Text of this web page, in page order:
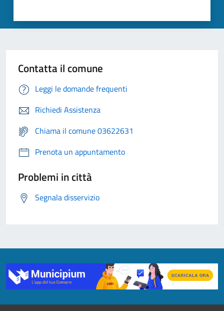
Contatta il comune
Leggi le domande frequenti
Richiedi Assistenza
Chiama il comune 03622631
Prenota un appuntamento
Problemi in città
Segnala disservizio